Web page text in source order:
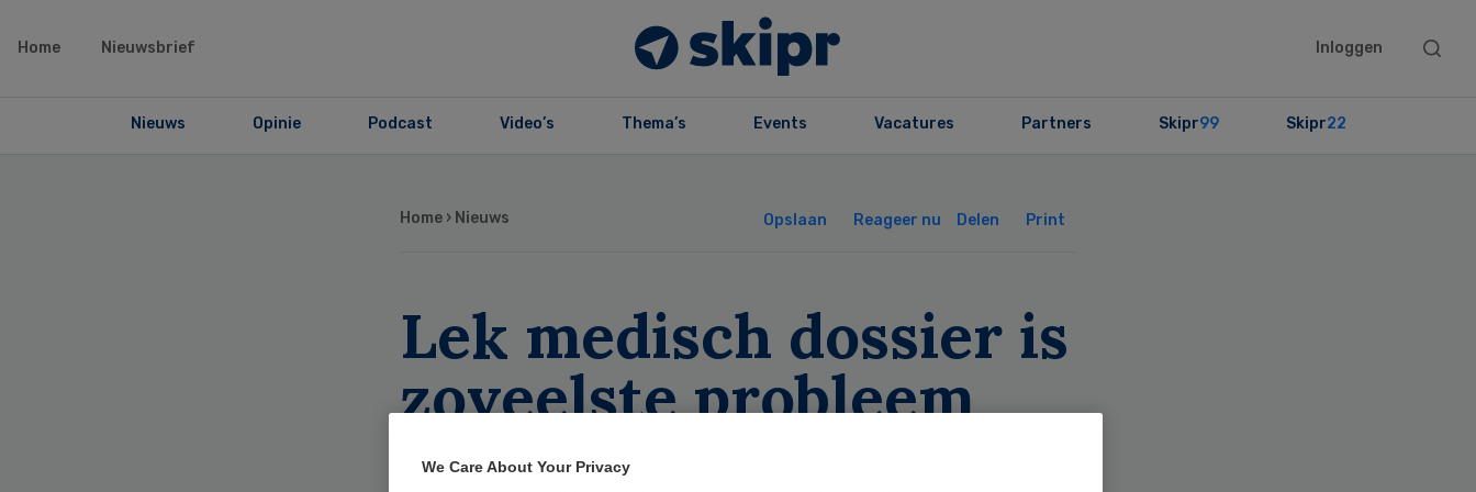
Home Nieuwsbrief Inloggen
Search
Nieuws Opinie Podcast Video’s Thema’s Events Vacatures Partners Skipr99 Skipr22
Home › Nieuws Opslaan Reageer nu Delen Print
Lek medisch dossier is
zoveelste probleem
CBR
We Care About Your Privacy